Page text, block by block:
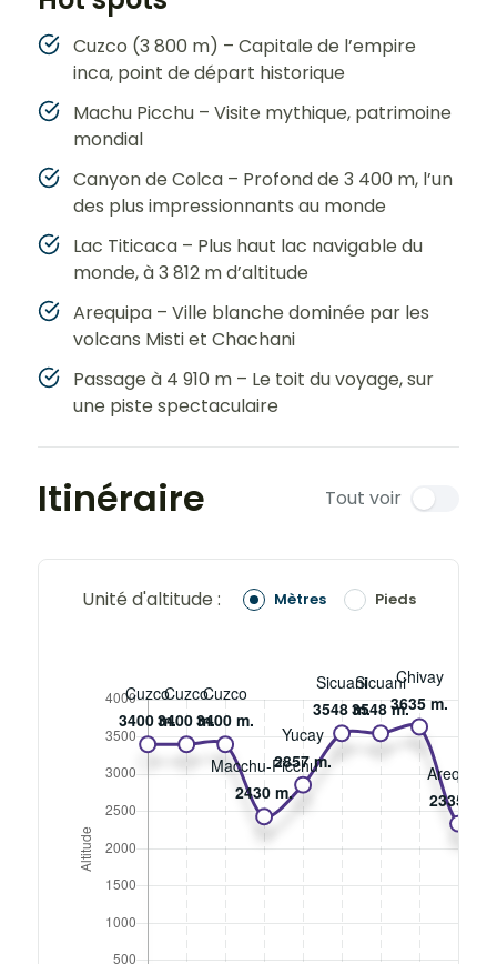
Cuzco (3 800 m) – Capitale de l’empire
inca, point de départ historique
Machu Picchu – Visite mythique, patrimoine
mondial
Canyon de Colca – Profond de 3 400 m, l’un
des plus impressionnants au monde
Lac Titicaca – Plus haut lac navigable du
monde, à 3 812 m d’altitude
Arequipa – Ville blanche dominée par les
volcans Misti et Chachani
Passage à 4 910 m – Le toit du voyage, sur
une piste spectaculaire
Itinéraire Tout voir
Unité d'altitude : Mètres Pieds